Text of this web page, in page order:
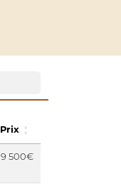
Prix
9 500€